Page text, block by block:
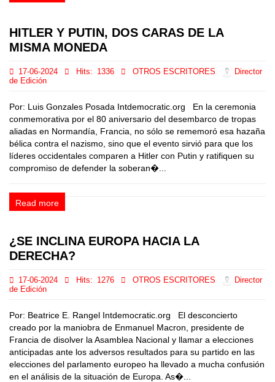
HITLER Y PUTIN, DOS CARAS DE LA
MISMA MONEDA
17-06-2024 Hits: 1336 OTROS ESCRITORES
Director
de Edición
Por: Luis Gonzales Posada Intdemocratic.org En la ceremonia
conmemorativa por el 80 aniversario del desembarco de tropas
aliadas en Normandía, Francia, no sólo se rememoró esa hazaña
bélica contra el nazismo, sino que el evento sirvió para que los
líderes occidentales comparen a Hitler con Putin y ratifiquen su
compromiso de defender la soberan�...
Read more
¿SE INCLINA EUROPA HACIA LA
DERECHA?
17-06-2024 Hits: 1276 OTROS ESCRITORES
Director
de Edición
Por: Beatrice E. Rangel Intdemocratic.org El desconcierto
creado por la maniobra de Enmanuel Macron, presidente de
Francia de disolver la Asamblea Nacional y llamar a elecciones
anticipadas ante los adversos resultados para su partido en las
elecciones del parlamento europeo ha llevado a mucha confusión
en el análisis de la situación de Europa. As�...